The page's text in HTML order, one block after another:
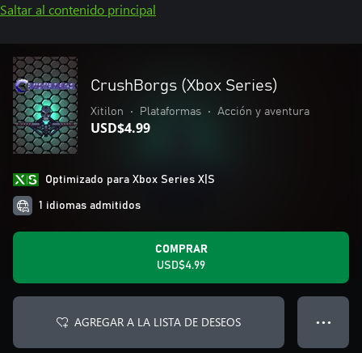
Saltar al contenido principal
CrushBorgs (Xbox Series)
Xitilon • Plataformas • Acción y aventura
USD$4.99
Optimizado para Xbox Series X|S
1 idiomas admitidos
COMPRAR
USD$4.99
AGREGAR A LA LISTA DE DESEOS ● ● ●